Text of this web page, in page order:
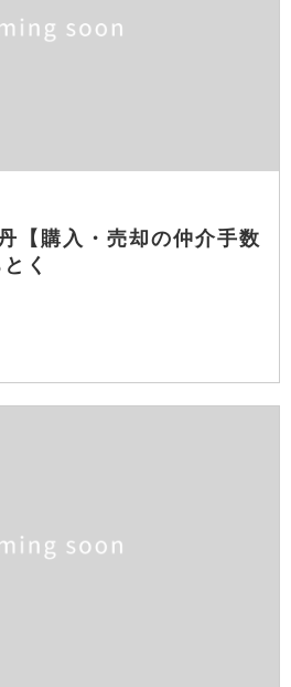
【購入・売却の仲介手数
く